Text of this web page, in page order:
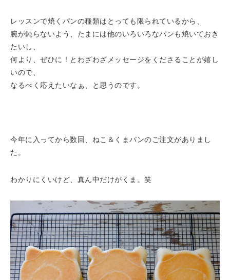
レッスンで焼くパンの種類はとっても限られているから、
腕が鈍らないよう、たまには他のいろいろなパンも焼いておき
たいし、
何より、ぜひに！とわざわざメッセージをくださることが嬉し
いので、
なるべく応えたいなぁ、と思うのです。
今年に入ってから数回、ねこ＆くまパンのご注文がありまし
た。
わかりにくいけど、真ん中だけがくま。笑